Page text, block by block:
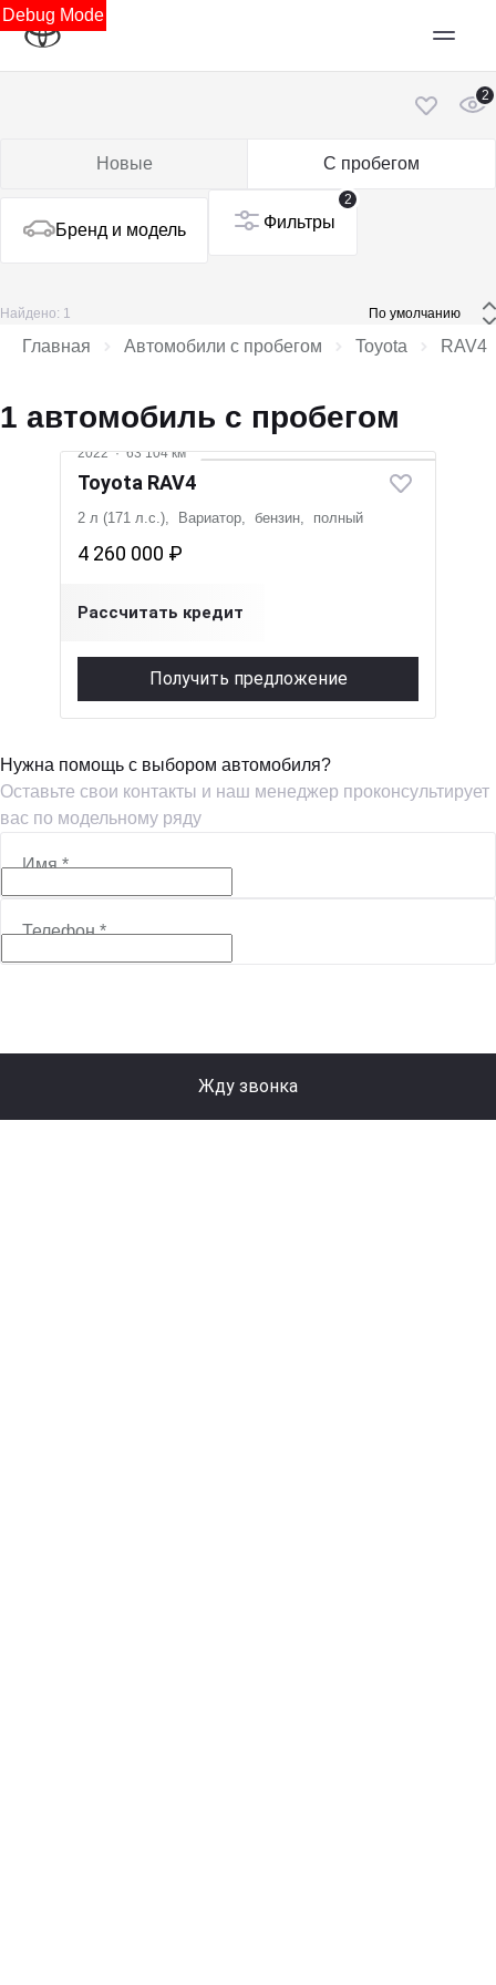
Debug Mode
2
Новые С пробегом
Бренд и модель
2
Фильтры
Найдено: 1
Главная Автомобили с пробегом Toyota RAV4
1 автомобиль с пробегом
2022·63 104 км
Toyota RAV4
2 л (171 л.с.), Вариатор, бензин, полный
4 260 000 ₽
Рассчитать кредит
Получить предложение
Нужна помощь с выбором автомобиля?
Оставьте свои контакты и наш менеджер проконсультирует
вас по модельному ряду
Имя*
Телефон*
Жду звонка